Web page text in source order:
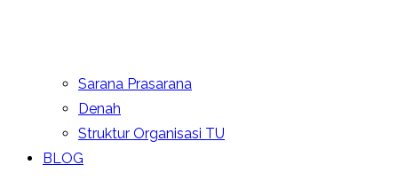
Sarana Prasarana
Denah
Struktur Organisasi TU
BLOG